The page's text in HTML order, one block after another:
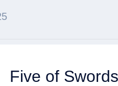
Five of